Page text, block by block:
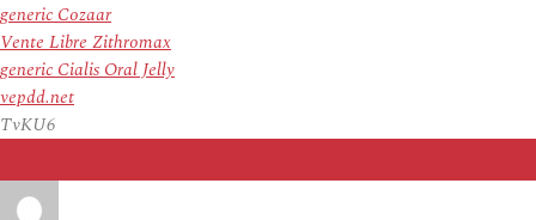
generic Cozaar
Vente Libre Zithromax
generic Cialis Oral Jelly
vepdd.net
TvKU6